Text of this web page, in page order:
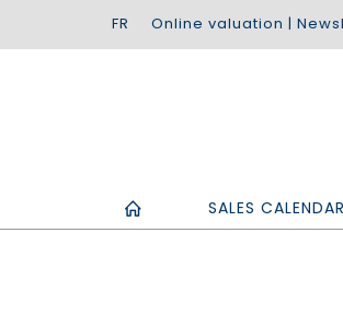
Online valuation |
SALES CALENDAR